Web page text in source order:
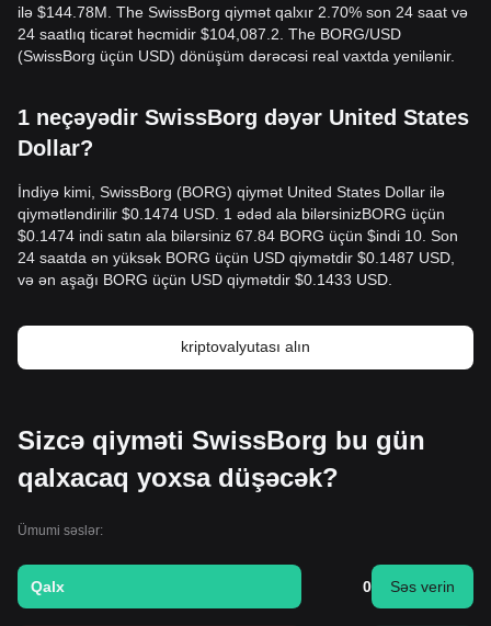
ilə $144.78M. The SwissBorg qiymət qalxır 2.70% son 24 saat və
24 saatlıq ticarət həcmidir $104,087.2. The BORG/USD
(SwissBorg üçün USD) dönüşüm dərəcəsi real vaxtda yenilənir.
1 neçəyədir SwissBorg dəyər United States
Dollar?
İndiyə kimi, SwissBorg (BORG) qiymət United States Dollar ilə
qiymətləndirilir $0.1474 USD. 1 ədəd ala bilərsinizBORG üçün
$0.1474 indi satın ala bilərsiniz 67.84 BORG üçün $indi 10. Son
24 saatda ən yüksək BORG üçün USD qiymətdir $0.1487 USD,
və ən aşağı BORG üçün USD qiymətdir $0.1433 USD.
kriptovalyutası alın
Sizcə qiyməti SwissBorg bu gün
qalxacaq yoxsa düşəcək?
Ümumi səslər:
Qalx 0 Səs verin